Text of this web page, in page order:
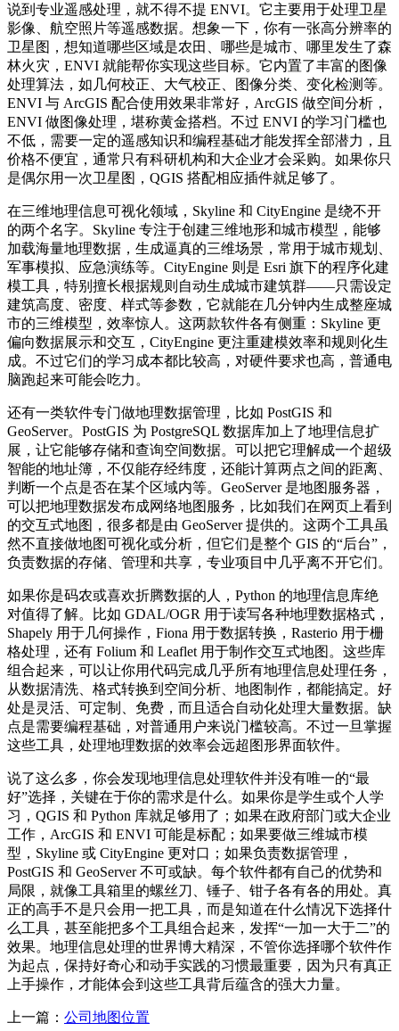
说到专业遥感处理，就不得不提 ENVI。它主要用于处理卫星
影像、航空照片等遥感数据。想象一下，你有一张高分辨率的
卫星图，想知道哪些区域是农田、哪些是城市、哪里发生了森
林火灾，ENVI 就能帮你实现这些目标。它内置了丰富的图像
处理算法，如几何校正、大气校正、图像分类、变化检测等。
ENVI 与 ArcGIS 配合使用效果非常好，ArcGIS 做空间分析，
ENVI 做图像处理，堪称黄金搭档。不过 ENVI 的学习门槛也
不低，需要一定的遥感知识和编程基础才能发挥全部潜力，且
价格不便宜，通常只有科研机构和大企业才会采购。如果你只
是偶尔用一次卫星图，QGIS 搭配相应插件就足够了。
在三维地理信息可视化领域，Skyline 和 CityEngine 是绕不开
的两个名字。Skyline 专注于创建三维地形和城市模型，能够
加载海量地理数据，生成逼真的三维场景，常用于城市规划、
军事模拟、应急演练等。CityEngine 则是 Esri 旗下的程序化建
模工具，特别擅长根据规则自动生成城市建筑群——只需设定
建筑高度、密度、样式等参数，它就能在几分钟内生成整座城
市的三维模型，效率惊人。这两款软件各有侧重：Skyline 更
偏向数据展示和交互，CityEngine 更注重建模效率和规则化生
成。不过它们的学习成本都比较高，对硬件要求也高，普通电
脑跑起来可能会吃力。
还有一类软件专门做地理数据管理，比如 PostGIS 和
GeoServer。PostGIS 为 PostgreSQL 数据库加上了地理信息扩
展，让它能够存储和查询空间数据。可以把它理解成一个超级
智能的地址簿，不仅能存经纬度，还能计算两点之间的距离、
判断一个点是否在某个区域内等。GeoServer 是地图服务器，
可以把地理数据发布成网络地图服务，比如我们在网页上看到
的交互式地图，很多都是由 GeoServer 提供的。这两个工具虽
然不直接做地图可视化或分析，但它们是整个 GIS 的“后台”，
负责数据的存储、管理和共享，专业项目中几乎离不开它们。
如果你是码农或喜欢折腾数据的人，Python 的地理信息库绝
对值得了解。比如 GDAL/OGR 用于读写各种地理数据格式，
Shapely 用于几何操作，Fiona 用于数据转换，Rasterio 用于栅
格处理，还有 Folium 和 Leaflet 用于制作交互式地图。这些库
组合起来，可以让你用代码完成几乎所有地理信息处理任务，
从数据清洗、格式转换到空间分析、地图制作，都能搞定。好
处是灵活、可定制、免费，而且适合自动化处理大量数据。缺
点是需要编程基础，对普通用户来说门槛较高。不过一旦掌握
这些工具，处理地理数据的效率会远超图形界面软件。
说了这么多，你会发现地理信息处理软件并没有唯一的“最
好”选择，关键在于你的需求是什么。如果你是学生或个人学
习，QGIS 和 Python 库就足够用了；如果在政府部门或大企业
工作，ArcGIS 和 ENVI 可能是标配；如果要做三维城市模
型，Skyline 或 CityEngine 更对口；如果负责数据管理，
PostGIS 和 GeoServer 不可或缺。每个软件都有自己的优势和
局限，就像工具箱里的螺丝刀、锤子、钳子各有各的用处。真
正的高手不是只会用一把工具，而是知道在什么情况下选择什
么工具，甚至能把多个工具组合起来，发挥“一加一大于二”的
效果。地理信息处理的世界博大精深，不管你选择哪个软件作
为起点，保持好奇心和动手实践的习惯最重要，因为只有真正
上手操作，才能体会到这些工具背后蕴含的强大力量。
上一篇： 公司地图位置